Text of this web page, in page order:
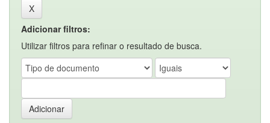
Adicionar filtros:
Utilizar filtros para refinar o resultado de busca.